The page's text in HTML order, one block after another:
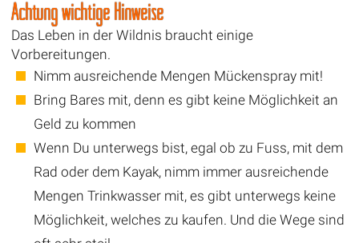
Achtung wichtige Hinweise
Das Leben in der Wildnis braucht einige
Vorbereitungen.
Nimm ausreichende Mengen Mückenspray mit!
Bring Bares mit, denn es gibt keine Möglichkeit an
Geld zu kommen
Wenn Du unterwegs bist, egal ob zu Fuss, mit dem
Rad oder dem Kayak, nimm immer ausreichende
Mengen Trinkwasser mit, es gibt unterwegs keine
Möglichkeit, welches zu kaufen. Und die Wege sind